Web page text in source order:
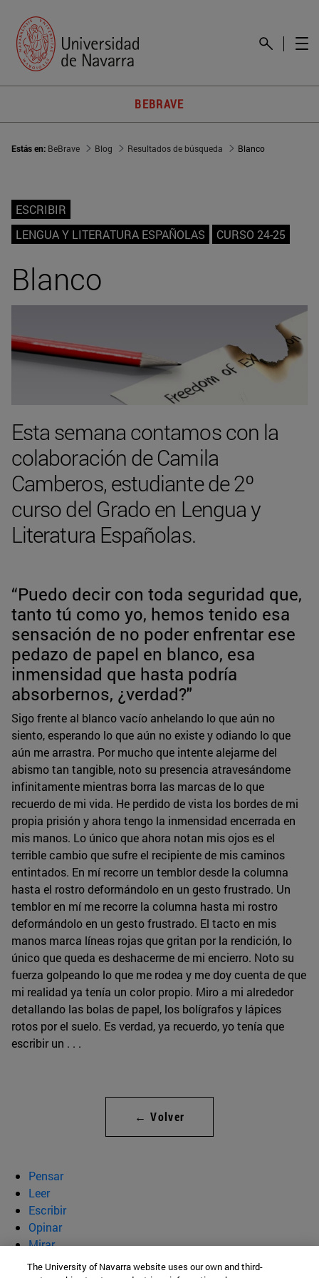
BEBRAVE
Estás en: BeBrave Blog Resultados de búsqueda Blanco
ESCRIBIR
LENGUA Y LITERATURA ESPAÑOLAS
CURSO 24-25
Blanco
Esta semana contamos con la
colaboración de Camila
Camberos, estudiante de 2º
curso del Grado en Lengua y
Literatura Españolas.
“Puedo decir con toda seguridad que,
tanto tú como yo, hemos tenido esa
sensación de no poder enfrentar ese
pedazo de papel en blanco, esa
inmensidad que hasta podría
absorbernos, ¿verdad?"
Sigo frente al blanco vacío anhelando lo que aún no
siento, esperando lo que aún no existe y odiando lo que
aún me arrastra. Por mucho que intente alejarme del
abismo tan tangible, noto su presencia atravesándome
infinitamente mientras borra las marcas de lo que
recuerdo de mi vida. He perdido de vista los bordes de mi
propia prisión y ahora tengo la inmensidad encerrada en
mis manos. Lo único que ahora notan mis ojos es el
terrible cambio que sufre el recipiente de mis caminos
entintados. En mí recorre un temblor desde la columna
hasta el rostro deformándolo en un gesto frustrado. Un
temblor en mí me recorre la columna hasta mi rostro
deformándolo en un gesto frustrado. El tacto en mis
manos marca líneas rojas que gritan por la rendición, lo
único que queda es deshacerme de mi encierro. Noto su
fuerza golpeando lo que me rodea y me doy cuenta de que
mi realidad ya tenía un color propio. Miro a mi alrededor
detallando las bolas de papel, los bolígrafos y lápices
rotos por el suelo. Es verdad, ya recuerdo, yo tenía que
escribir un . . .
← Volver
Pensar
Leer
Escribir
Opinar
Mirar
Quiénes somos
The University of Navarra website uses our own and third-